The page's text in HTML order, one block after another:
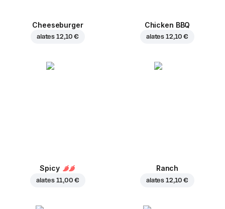
Cheeseburger
alates 12,10 €
Chicken BBQ
alates 12,10 €
Spicy
alates 11,00 €
Ranch
alates 12,10 €